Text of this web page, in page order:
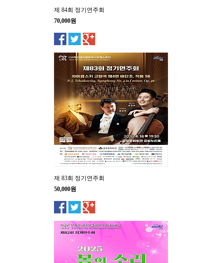
제 84회 정기연주회
70,000원
제 83회 정기연주회
50,000원